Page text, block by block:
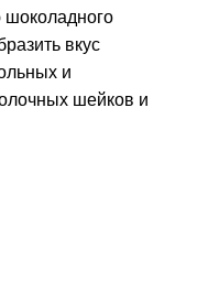
вкус
и
шейков и